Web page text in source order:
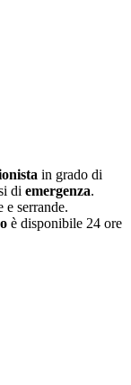
in grado di
di emergenza.
e serrande.
è disponibile 24 ore